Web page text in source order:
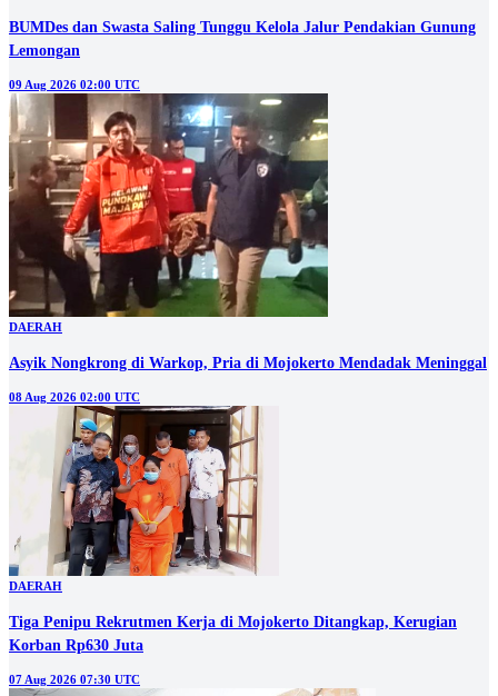
BUMDes dan Swasta Saling Tunggu Kelola Jalur Pendakian Gunung
Lemongan
09 Aug 2026 02:00 UTC
DAERAH
Asyik Nongkrong di Warkop, Pria di Mojokerto Mendadak Meninggal
08 Aug 2026 02:00 UTC
DAERAH
Tiga Penipu Rekrutmen Kerja di Mojokerto Ditangkap, Kerugian
Korban Rp630 Juta
07 Aug 2026 07:30 UTC